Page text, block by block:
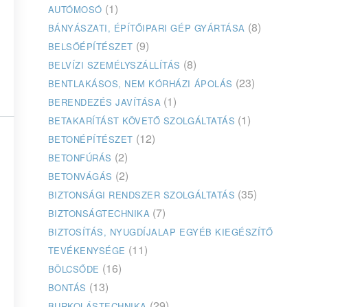
AUTÓMOSÓ (1)
BÁNYÁSZATI, ÉPÍTŐIPARI GÉP GYÁRTÁSA (8)
BELSŐÉPÍTÉSZET (9)
BELVÍZI SZEMÉLYSZÁLLÍTÁS (8)
BENTLAKÁSOS, NEM KÓRHÁZI ÁPOLÁS (23)
BERENDEZÉS JAVÍTÁSA (1)
BETAKARÍTÁST KÖVETŐ SZOLGÁLTATÁS (1)
BETONÉPÍTÉSZET (12)
BETONFÚRÁS (2)
BETONVÁGÁS (2)
BIZTONSÁGI RENDSZER SZOLGÁLTATÁS (35)
BIZTONSÁGTECHNIKA (7)
BIZTOSÍTÁS, NYUGDÍJALAP EGYÉB KIEGÉSZÍTŐ
TEVÉKENYSÉGE (11)
BÖLCSŐDE (16)
BONTÁS (13)